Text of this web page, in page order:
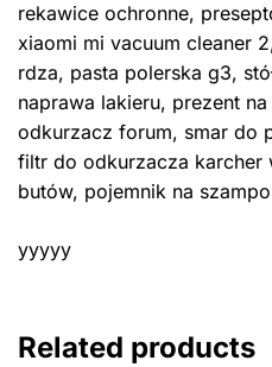
rekawice ochronne,
xiaomi mi vacuum cleaner
rdza, pasta polerska g3,
naprawa lakieru, prezent
odkurzacz forum, smar do
filtr do odkurzacza karcher
butów, pojemnik na
yyyyy
Related products